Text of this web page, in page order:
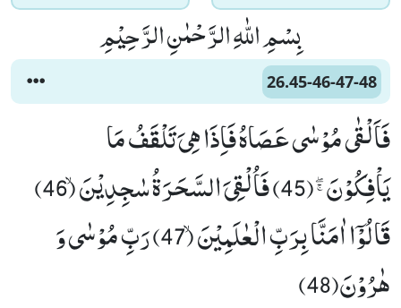
بِسْمِ اللّٰهِ الرَّحْمٰنِ الرَّحِیْمِ
26.45-46-47-48
فَاَلْقٰى مُوْسٰى عَصَاهُ فَاِذَا هِیَ تَلْقَفُ مَا
یَاْفِكُوْنَﭕ(45) فَاُلْقِیَ السَّحَرَةُ سٰجِدِیْنَۙ (46)
قَالُوْۤا اٰمَنَّا بِرَبِّ الْعٰلَمِیْنَۙ (47) رَبِّ مُوْسٰى وَ
هٰرُوْنَ(48)